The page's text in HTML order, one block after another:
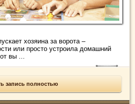
хозяина за ворота –
или просто устроила домашний
вы ...
запись полностью